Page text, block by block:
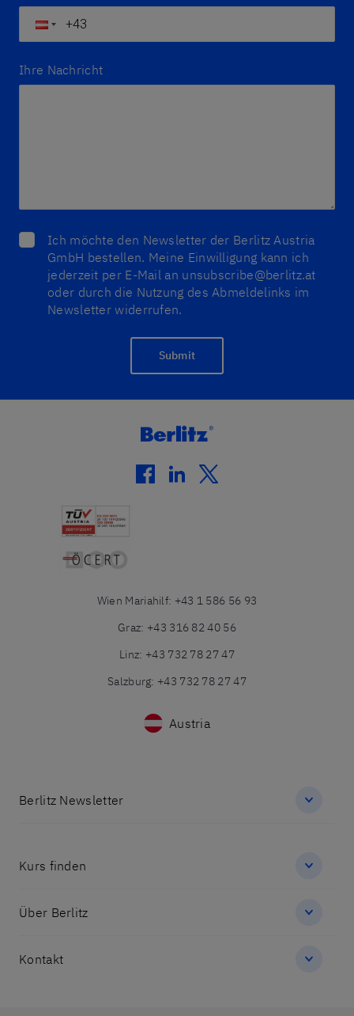
Ihre Nachricht
Ich möchte den Newsletter der Berlitz Austria
GmbH bestellen. Meine Einwilligung kann ich
jederzeit per E-Mail an unsubscribe@berlitz.at
oder durch die Nutzung des Abmeldelinks im
Newsletter widerrufen.
Submit
facebook
linkedin
twitter
Wien Mariahilf: +43 1 586 56 93
Graz: +43 316 82 40 56
Linz: +43 732 78 27 47
Salzburg: +43 732 78 27 47
Austria
Berlitz Newsletter
Kurs finden
Über Berlitz
Kontakt